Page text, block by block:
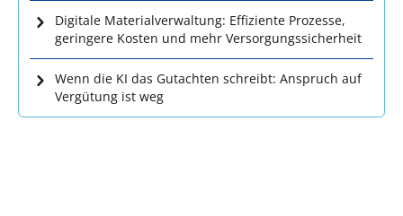
Digitale Materialverwaltung: Effiziente Prozesse,
geringere Kosten und mehr Versorgungssicherheit
Wenn die KI das Gutachten schreibt: Anspruch auf
Vergütung ist weg